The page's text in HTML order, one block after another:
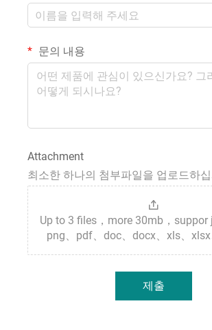
문의 내용
Attachment
최소한 하나의 첨부파일을 업로드하
Up to 3 files，more 30mb，suppor
png、pdf、doc、docx、xls、
제출